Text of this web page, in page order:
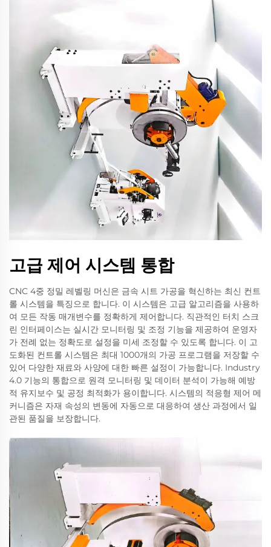
고급 제어 시스템 통합
CNC 4중 정밀 레벨링 머신은 금속 시트 가공을 혁신하는 최신 컨트
롤 시스템을 특징으로 합니다. 이 시스템은 고급 알고리즘을 사용하
여 모든 작동 매개변수를 정확하게 제어합니다. 직관적인 터치 스크
린 인터페이스는 실시간 모니터링 및 조정 기능을 제공하여 운영자
가 전례 없는 정확도로 설정을 미세 조정할 수 있도록 합니다. 이 고
도화된 컨트롤 시스템은 최대 1000개의 가공 프로그램을 저장할 수
있어 다양한 재료와 사양에 대한 빠른 설정이 가능합니다. Industry
4.0 기능의 통합으로 원격 모니터링 및 데이터 분석이 가능해 예방
적 유지보수 및 공정 최적화가 용이합니다. 시스템의 적응형 제어 메
커니즘은 자재 속성의 변동에 자동으로 대응하여 생산 과정에서 일
관된 품질을 보장합니다.